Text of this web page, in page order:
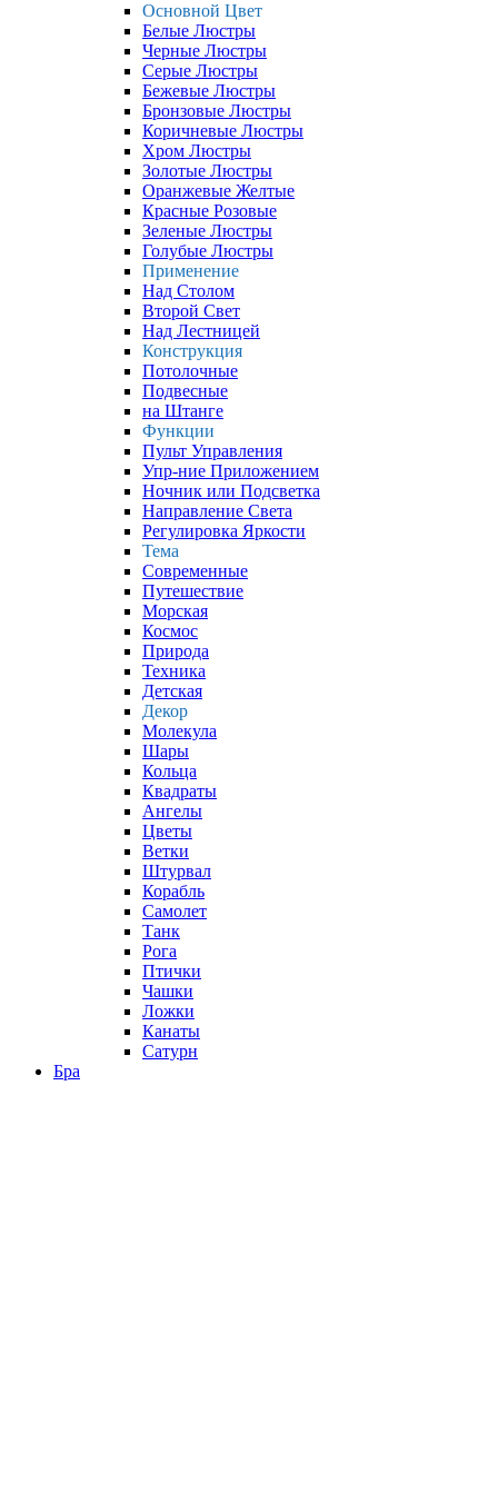
Основной Цвет
Белые Люстры
Черные Люстры
Серые Люстры
Бежевые Люстры
Бронзовые Люстры
Коричневые Люстры
Хром Люстры
Золотые Люстры
Оранжевые Желтые
Красные Розовые
Зеленые Люстры
Голубые Люстры
Применение
Над Столом
Второй Свет
Над Лестницей
Конструкция
Потолочные
Подвесные
на Штанге
Функции
Пульт Управления
Упр-ние Приложением
Ночник или Подсветка
Направление Света
Регулировка Яркости
Тема
Современные
Путешествие
Морская
Космос
Природа
Техника
Детская
Декор
Молекула
Шары
Кольца
Квадраты
Ангелы
Цветы
Ветки
Штурвал
Корабль
Самолет
Танк
Рога
Птички
Чашки
Ложки
Канаты
Сатурн
Бра